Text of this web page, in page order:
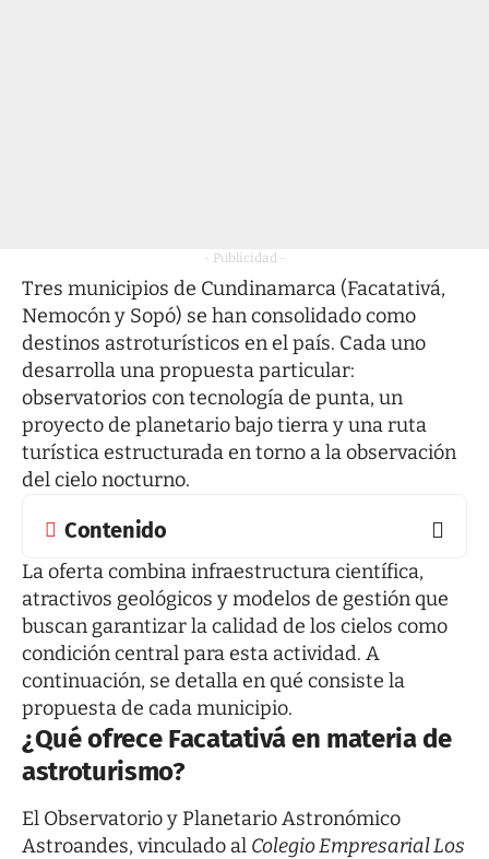
- Publicidad -
Tres municipios de Cundinamarca (Facatativá,
Nemocón y Sopó) se han consolidado como
destinos astroturísticos en el país. Cada uno
desarrolla una propuesta particular:
observatorios con tecnología de punta, un
proyecto de planetario bajo tierra y una ruta
turística estructurada en torno a la observación
del cielo nocturno.
Contenido
La oferta combina infraestructura científica,
atractivos geológicos y modelos de gestión que
buscan garantizar la calidad de los cielos como
condición central para esta actividad. A
continuación, se detalla en qué consiste la
propuesta de cada municipio.
¿Qué ofrece Facatativá en materia de
astroturismo?
El Observatorio y Planetario Astronómico
Astroandes, vinculado al Colegio Empresarial Los